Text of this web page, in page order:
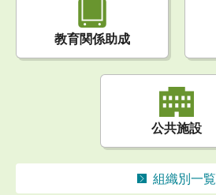
教育関係助成
公共施設
組織別一覧